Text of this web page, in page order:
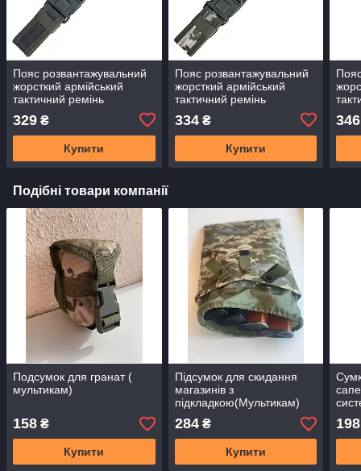
Пояс розвантажувальний
жорсткий армійський
тактичний ремінь
ширина 5 см, макс.
довжина 110 см
329 ₴
Купити
Пояс розвантажувальний
жорсткий армійський
тактичний ремінь
ширина 5 см, макс.
довжина 110 см
334₴
Купити
346
Подібні товари компанії
Подсумок для гранат (
мультикам)
158 ₴
Купити
Підсумок для скидання
магазинів з
підкладкою(Мультикам)
(Піксель)(Олива)
284₴
Купити
198